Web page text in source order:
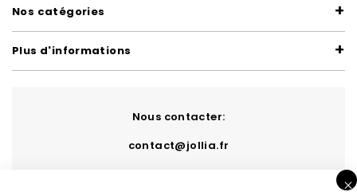
Nos catégories
Plus d'informations
Nous contacter:
contact@jollia.fr